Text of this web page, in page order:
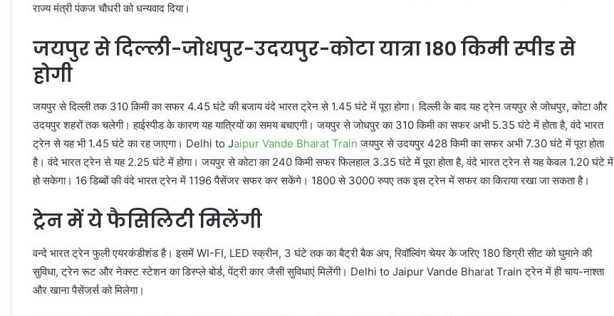
राज्य मंत्री पंकज चौधरी को धन्यवाद दिया।
जयपुर से दिल्ली-जोधपुर-उदयपुर-कोटा यात्रा 180 किमी स्पीड से
होगी
जयपुर से दिल्ली तक 310 किमी का सफर 4.45 घंटे की बजाय वंदे भारत ट्रेन से 1.45 घंटे में पूरा होगा। दिल्ली के बाद यह ट्रेन जयपुर से जोधपुर, कोटा और
उदयपुर शहरों तक चलेगी। हाईस्पीड के कारण यह यात्रियों का समय बचाएगी। जयपुर से जोधपुर का 310 किमी का सफर अभी 5.35 घंटे में होता है, वंदे भारत
ट्रेन से यह भी 1.45 घंटे का रह जाएगा। Delhi to Jaipur Vande Bharat Train जयपुर से उदयपुर 428 किमी का सफर अभी 7.30 घंटे में पूरा होता
है। वंदे भारत ट्रेन से यह 2.25 घंटे में होगा। जयपुर से कोटा का 240 किमी सफर फिलहाल 3.35 घंटे में पूरा होता है, वंदे भारत ट्रेन से यह केवल 1.20 घंटे में
हो सकेगा। 16 डिब्बों की वंदे भारत ट्रेन में 1196 पैसेंजर सफर कर सकेंगे। 1800 से 3000 रुपए तक इस ट्रेन में सफर का किराया रखा जा सकता है।
ट्रेन में ये फैसिलिटी मिलेंगी
वन्दे भारत ट्रेन फुली एयरकंडीशंड है। इसमें WI-FI, LED स्क्रीन, 3 घंटे तक का बैट्री बैक अप, रिवॉल्विंग चेयर के जरिए 180 डिग्री सीट को घुमाने की
सुविधा, ट्रेन रूट और नेक्स्ट स्टेशन का डिस्प्ले बोर्ड, पेंट्री कार जैसी सुविधाएं मिलेंगी। Delhi to Jaipur Vande Bharat Train ट्रेन में ही चाय-नाश्ता
और खाना पैसेंजर्स को मिलेगा।